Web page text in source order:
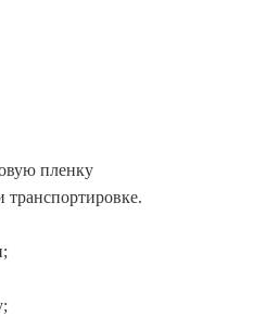
пленку
транспортировке.